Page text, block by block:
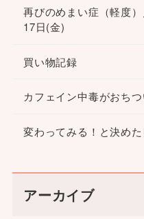
再びのめまい症（軽度
17日(金)
買い物記録
カフェイン中毒がおち
変わってみる！と決めた
アーカイブ